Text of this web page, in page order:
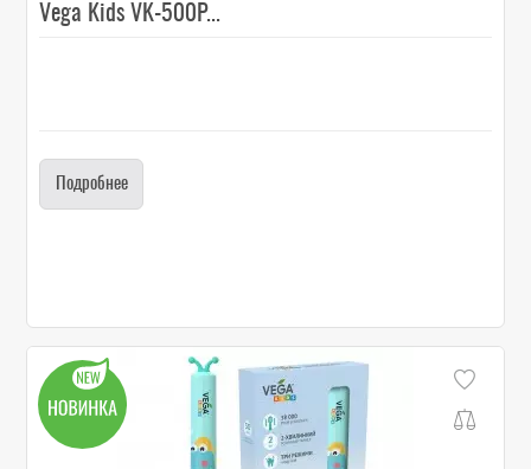
Vega Kids VK-500P...
Подробнее